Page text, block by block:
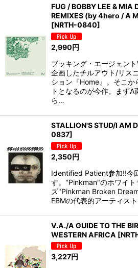
FUG / BOBBY LEE & MIA
REMIXES (by 4hero / A
[NRTH-0840]
2,990円
ブッキング・エージェン
企画したチルアウト/リス
ション『Home』。そこか
トとなるのが今作。まず
ら…
STALLION'S STUD/I AM
0837]
2,350円
Identified Patient参加!!今
す。"Pinkman"のホワイト
ズ"Pinkman Broken
EBMの代表的アーティス
V.A./A GUIDE TO THE
WESTERN AFRICA [
3,227円